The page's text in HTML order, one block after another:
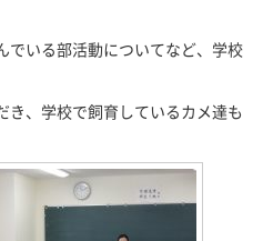
でいる部活動についてなど、学校
き、学校で飼育しているカメ達も